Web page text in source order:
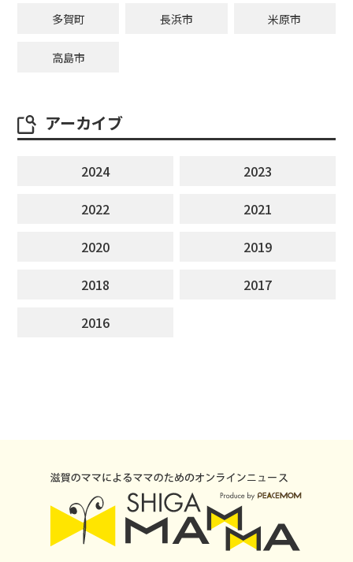
多賀町 長浜市 米原市
高島市
アーカイブ
2024
2023
2022
2021
2020
2019
2018
2017
2016